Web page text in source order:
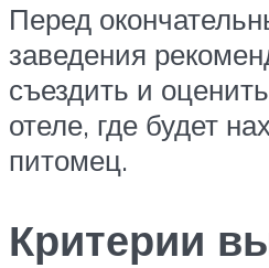
Перед
заведения
съездить и
отеле, где будет
питомец.
Критерии